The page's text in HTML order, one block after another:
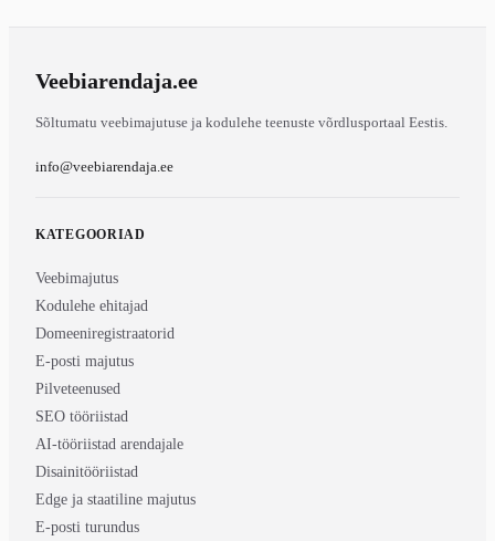
Veebiarendaja.ee
Sõltumatu veebimajutuse ja kodulehe teenuste võrdlusportaal Eestis.
info@veebiarendaja.ee
KATEGOORIAD
Veebimajutus
Kodulehe ehitajad
Domeeniregistraatorid
E-posti majutus
Pilveteenused
SEO tööriistad
AI-tööriistad arendajale
Disainitööriistad
Edge ja staatiline majutus
E-posti turundus